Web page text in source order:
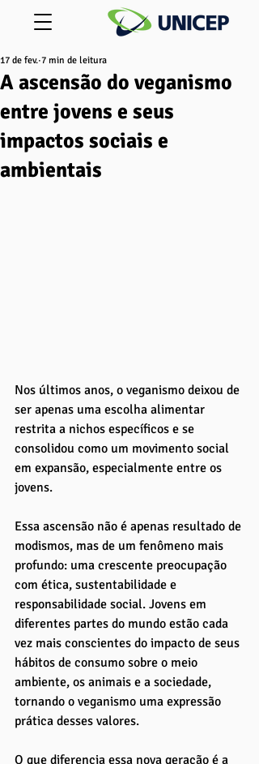
A ascensão do veganismo
entre jovens e seus
impactos sociais e
ambientais
17 de fev. 7 min de leitura
Nos últimos anos, o veganismo deixou de
ser apenas uma escolha alimentar
restrita a nichos específicos e se
consolidou como um movimento social
em expansão, especialmente entre os
jovens.
Essa ascensão não é apenas resultado de
modismos, mas de um fenômeno mais
profundo: uma crescente preocupação
com ética, sustentabilidade e
responsabilidade social. Jovens em
diferentes partes do mundo estão cada
vez mais conscientes do impacto de seus
hábitos de consumo sobre o meio
ambiente, os animais e a sociedade,
tornando o veganismo uma expressão
prática desses valores.
O que diferencia essa nova geração é a